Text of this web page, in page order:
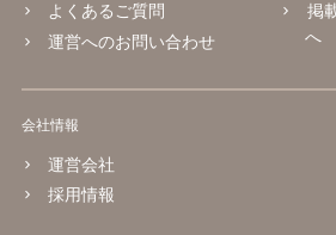
よくあるご質問
運営へのお問い合わせ
掲
へ
会社情報
運営会社
採用情報